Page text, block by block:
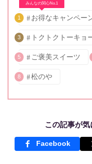
みんなの関心No.1
1 お得なキャンペー
3 トクトクトーキョ
5 ご褒美スイーツ
8 松のや
この記事が
Facebook